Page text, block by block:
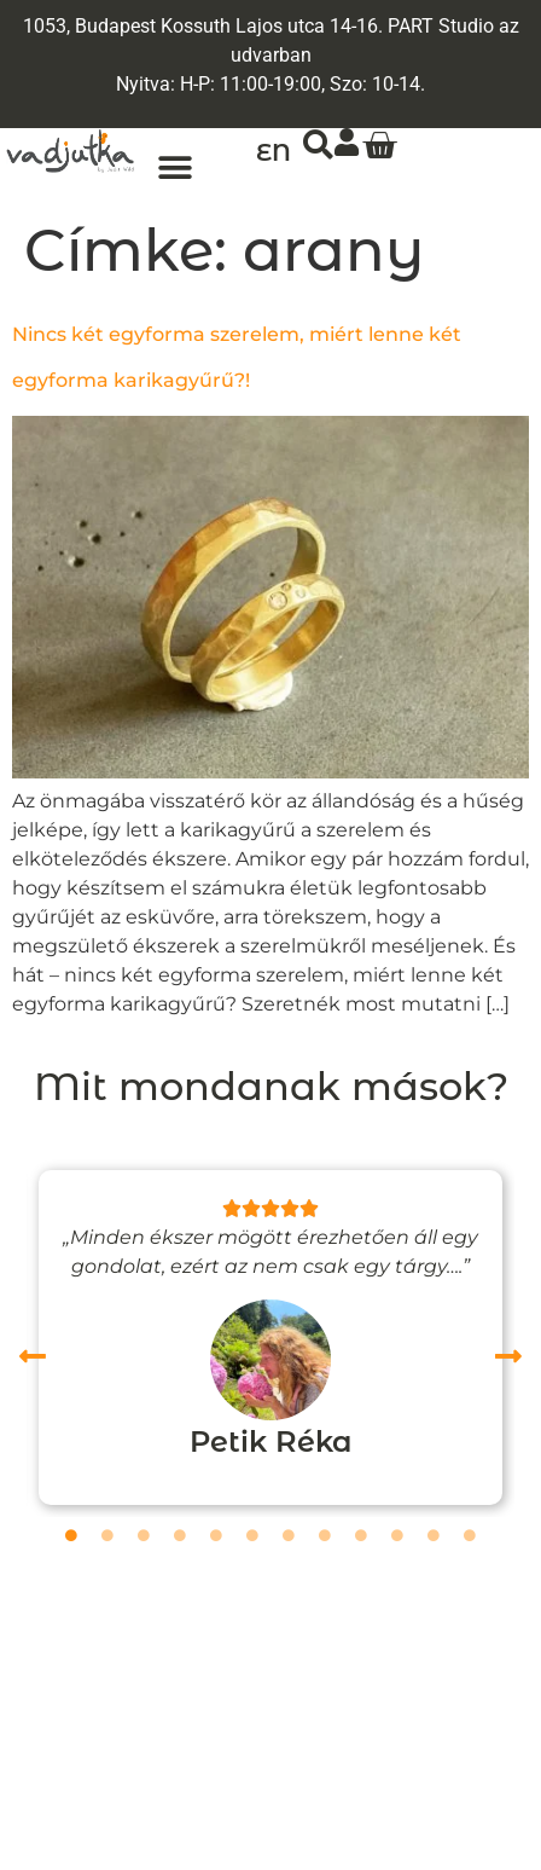
1053, Budapest Kossuth Lajos utca 14-16. PART Studio az
udvarban
Nyitva: H-P: 11:00-19:00, Szo: 10-14.
EN
Címke: arany
Nincs két egyforma szerelem, miért lenne két
egyforma karikagyűrű?!
Az önmagába visszatérő kör az állandóság és a hűség
jelképe, így lett a karikagyűrű a szerelem és
elköteleződés ékszere. Amikor egy pár hozzám fordul,
hogy készítsem el számukra életük legfontosabb
gyűrűjét az esküvőre, arra törekszem, hogy a
megszülető ékszerek a szerelmükről meséljenek. És
hát – nincs két egyforma szerelem, miért lenne két
egyforma karikagyűrű? Szeretnék most mutatni […]
Mit mondanak mások?
„Minden ékszer mögött érezhetően áll egy
gondolat, ezért az nem csak egy tárgy….”
Petik Réka